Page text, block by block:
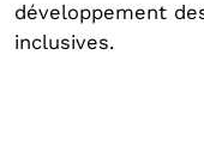
développement
inclusives.